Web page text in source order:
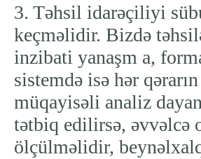
3. Təhsil idarəçiliyi
keçməlidir. Bizdə
inzibati yanaşm a,
sistemdə isə hər
müqayisəli analiz
tətbiq edilirsə, əvvəlcə
ölçülməlidir,